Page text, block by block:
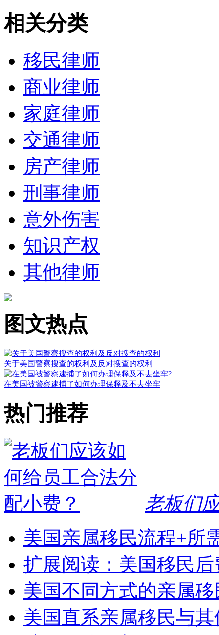
相关分类
移民律师
商业律师
家庭律师
交通律师
房产律师
刑事律师
意外伤害
知识产权
其他律师
图文热点
关于美国警察搜查的权利及反对搜查的权利
在美国被警察逮捕了如何办理保释及不去坐牢
热门推荐
老板们
美国亲属移民流程+所
扩展阅读：美国移民后
美国不同方式的亲属
美国直系亲属移民与